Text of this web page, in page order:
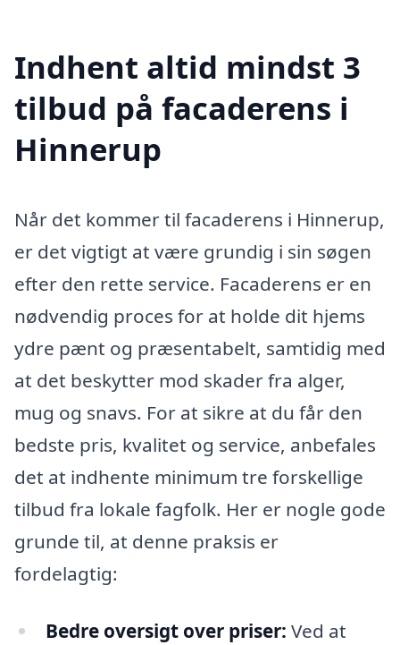
Indhent altid mindst 3
tilbud på facaderens i
Hinnerup
Når det kommer til facaderens i Hinnerup,
er det vigtigt at være grundig i sin søgen
efter den rette service. Facaderens er en
nødvendig proces for at holde dit hjems
ydre pænt og præsentabelt, samtidig med
at det beskytter mod skader fra alger,
mug og snavs. For at sikre at du får den
bedste pris, kvalitet og service, anbefales
det at indhente minimum tre forskellige
tilbud fra lokale fagfolk. Her er nogle gode
grunde til, at denne praksis er
fordelagtig:
Bedre oversigt over priser: Ved at